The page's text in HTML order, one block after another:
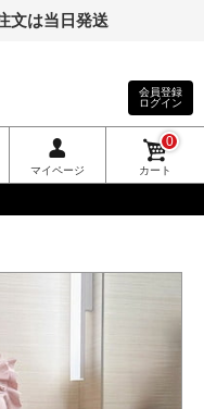
文は当日発送
会員登録
ログイン
マイページ カート
0